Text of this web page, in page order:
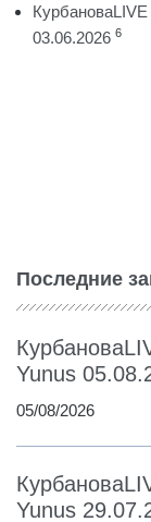
03.06.2026 6
Последние
Yunus
05/08/2026
Yunus